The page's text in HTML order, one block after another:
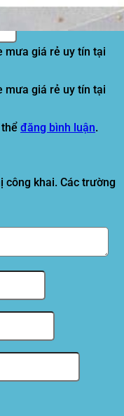
mưa giá rẻ uy tín tại
mưa giá rẻ uy tín tại
đăng bình luận.
công khai. Các trường